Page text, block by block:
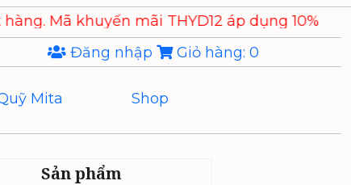
mãi THYD12 áp dụng 10% cho các sản
Đăng nhập Giỏ hàng: 0
Mita Shop
Sản phẩm